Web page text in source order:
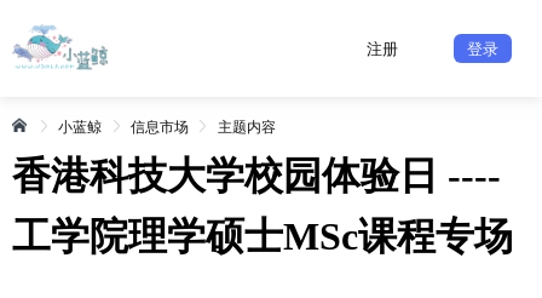
注册 登录
小蓝鲸 信息市场 主题内容
香港科技大学校园体验日 ----
工学院理学硕士MSc课程专场